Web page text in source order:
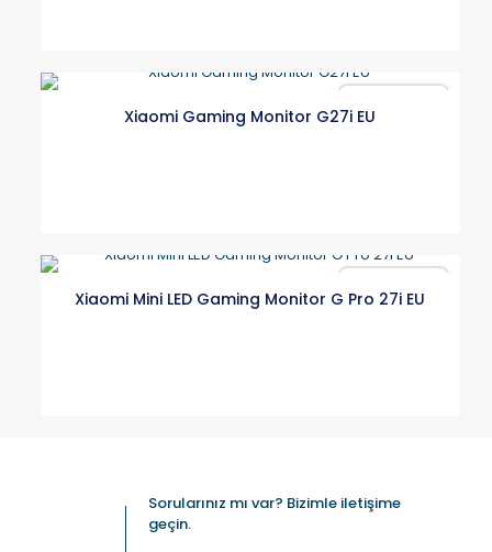
Xiaomi Gaming Monitor G27i EU
Xiaomi Mini LED Gaming Monitor G Pro 27i EU
Sorularınız mı var? Bizimle iletişime
geçin.